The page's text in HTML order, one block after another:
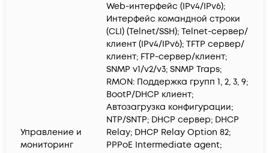
Управление и
мониторинг
Web-интерфейс (IPv4/IPv6);
Интерфейс командной строки
(CLI) (Telnet/SSH); Telnet-сервер/
клиент (IPv4/IPv6); TFTP сервер/
клиент; FTP-сервер/клиент;
SNMP v1/v2/v3; SNMP Traps;
RMON: Поддержка групп 1, 2, 3, 9;
BootP/DHCP клиент;
Автозагрузка конфигурации;
NTP/SNTP; DHCP сервер; DHCP
Relay; DHCP Relay Option 82;
PPPoE Intermediate agent;